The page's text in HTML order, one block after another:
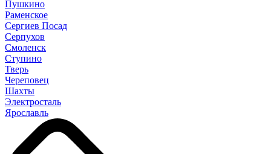
Пушкино
Раменское
Сергиев Посад
Серпухов
Смоленск
Ступино
Тверь
Череповец
Шахты
Электросталь
Ярославль